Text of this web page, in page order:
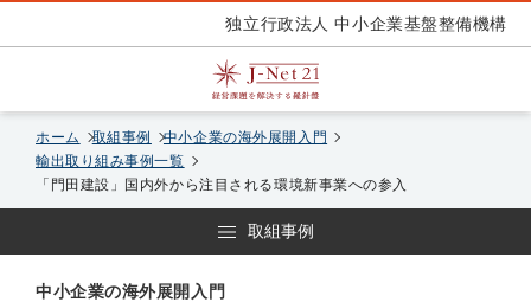
独立行政法人 中小企業基盤整備機構
ホーム 取組事例
中小企業の海外展開入門
輸出取り組み事例一覧
「門田建設」国内外から注目される環境新事業への参入
取組事例
中小企業の海外展開入門